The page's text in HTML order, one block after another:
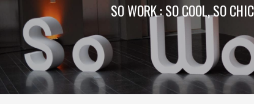
SO WORK : SO COOL, SO